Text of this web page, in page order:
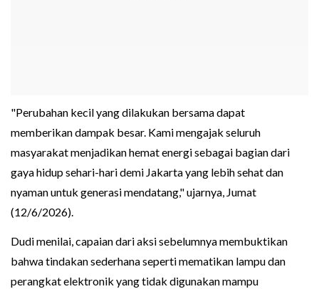
"Perubahan kecil yang dilakukan bersama dapat
memberikan dampak besar. Kami mengajak seluruh
masyarakat menjadikan hemat energi sebagai bagian dari
gaya hidup sehari-hari demi Jakarta yang lebih sehat dan
nyaman untuk generasi mendatang," ujarnya, Jumat
(12/6/2026).
Dudi menilai, capaian dari aksi sebelumnya membuktikan
bahwa tindakan sederhana seperti mematikan lampu dan
perangkat elektronik yang tidak digunakan mampu